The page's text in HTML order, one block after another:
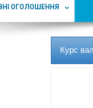
ОГОЛОШЕННЯ
Курс